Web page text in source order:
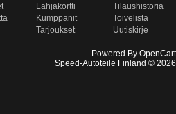
Lahjakortti
Kumppanit
Tarjoukset
Tilaushistoria
Toivelista
Uutiskirje
Powered By OpenCart
Speed-Autoteile Finland © 2026